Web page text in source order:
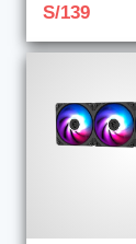
S/139